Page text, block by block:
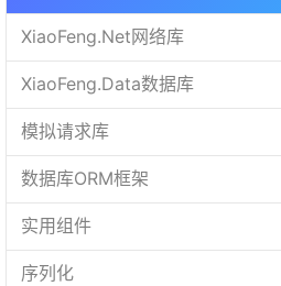
XiaoFeng.Net网络库
XiaoFeng.Data数据库
模拟请求库
数据库ORM框架
实用组件
序列化